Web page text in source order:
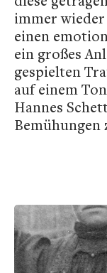
immer
einen
ein großes
gespielten
auf einem
Hannes
Bemühungen